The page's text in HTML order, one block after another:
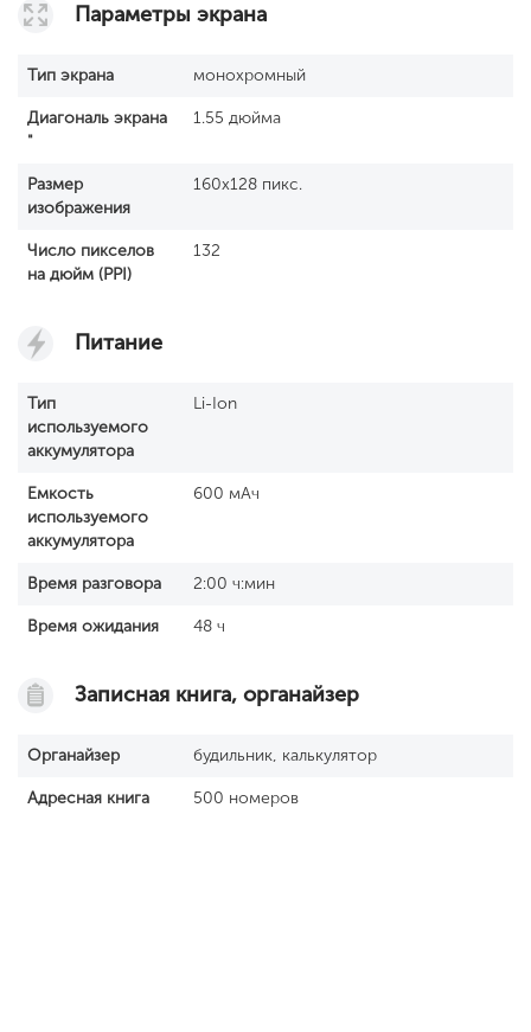
Параметры экрана
Тип экрана монохромный
Диагональ экрана
"
1.55 дюйма
Размер
изображения
160x128 пикс.
Число пикселов
на дюйм (PPI)
132
Питание
Тип
используемого
аккумулятора
Li-Ion
Емкость
используемого
аккумулятора
600 мАч
Время разговора 2:00 ч:мин
Время ожидания 48 ч
Записная книга, органайзер
Органайзер будильник, калькулятор
Адресная книга 500 номеров